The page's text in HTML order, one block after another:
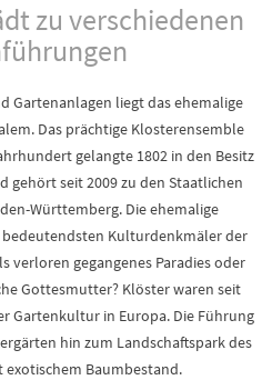
zu verschiedenen
Gartenanlagen liegt das ehemalige
Das prächtige Klosterensemble
gelangte 1802 in den Besitz
gehört seit 2009 zu den Staatlichen
Württemberg. Die ehemalige
bedeutendsten Kulturdenkmäler der
verloren gegangenes Paradies oder
Gottesmutter? Klöster waren seit
Gartenkultur in Europa. Die Führung
hin zum Landschaftspark des
Baumbestand.